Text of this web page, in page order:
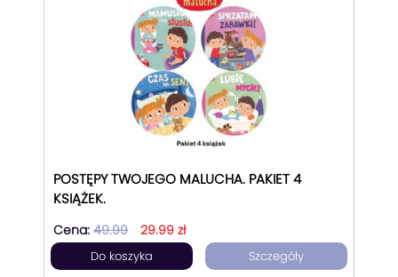
POSTĘPY TWOJEGO MALUCHA. PAKIET 4
KSIĄŻEK.
Cena: 49.99 29.99 zł
Do koszyka Szczegóły